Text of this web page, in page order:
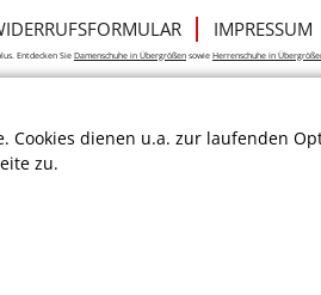
IMPRESSUM
Entdecken Sie Damenschuhe in Übergrößen sowie Herrenschuhe in
Cookies dienen u.a. zur laufenden
zu.